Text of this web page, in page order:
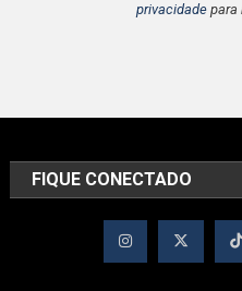
privacidadepara
FIQUE CONECTADO